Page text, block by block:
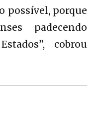
possível, porque
padecendo
cobrou